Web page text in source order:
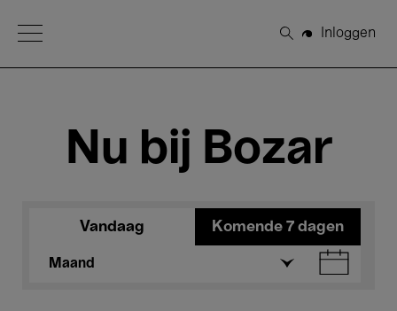
Open Menu
Zoeken
Inloggen
Nu bij Bozar
Vandaag Komende 7 dagen
Maand